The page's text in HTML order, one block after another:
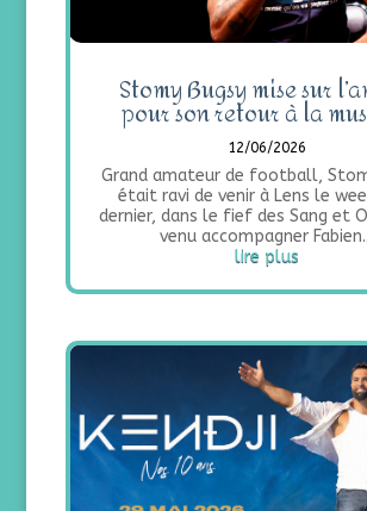
Stomy Bugsy mise sur
pour son retour à la
12/06/2026
Grand amateur de football,
était ravi de venir à Lens le
dernier, dans le fief des Sang et
venu accompagner
lire plus